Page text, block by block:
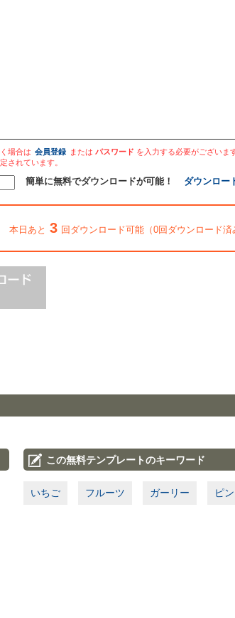
場合は 会員登録 または パスワード を入力する必要がございま
されています。
簡単に無料でダウンロードが可能！ ダウンロー
本日あと 3 回ダウンロード可能（0回ダウンロード済
この無料テンプレートのキーワード
いちご フルーツ ガーリー ピ